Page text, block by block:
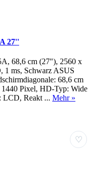
27''
68,6 cm (27"), 2560 x
1 ms, Schwarz ASUS
68,6 cm
Pixel, HD-Typ: Wide
LCD, Reakt ... Mehr »
♡